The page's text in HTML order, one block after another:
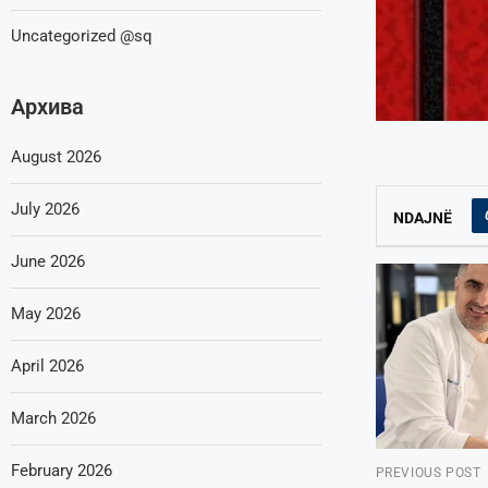
NDAJNË
PREVIOUS POST
Uncategorized @sq
Архива
August 2026
July 2026
June 2026
May 2026
April 2026
March 2026
February 2026